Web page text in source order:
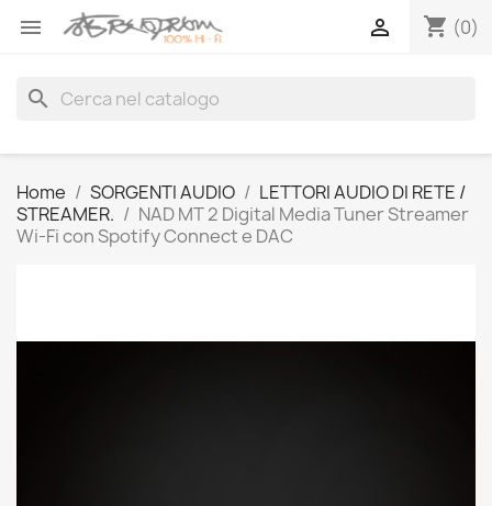
 shopping_cart (0)

search
Home SORGENTI AUDIO
LETTORI AUDIO DI RETE /
STREAMER.
NAD MT 2 Digital Media Tuner Streamer
Wi-Fi con Spotify Connect e DAC